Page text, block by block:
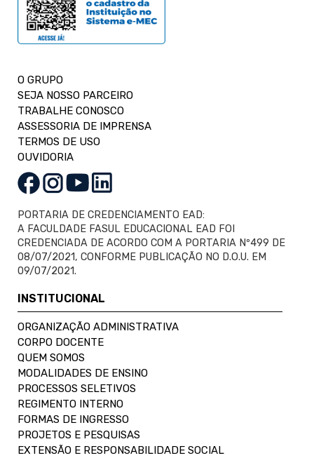
O GRUPO
SEJA NOSSO PARCEIRO
TRABALHE CONOSCO
ASSESSORIA DE IMPRENSA
TERMOS DE USO
OUVIDORIA
PORTARIA DE CREDENCIAMENTO EAD:
A FACULDADE FASUL EDUCACIONAL EAD FOI
CREDENCIADA DE ACORDO COM A PORTARIA Nº499 DE
08/07/2021, CONFORME PUBLICAÇÃO NO D.O.U. EM
09/07/2021.
INSTITUCIONAL
ORGANIZAÇÃO ADMINISTRATIVA
CORPO DOCENTE
QUEM SOMOS
MODALIDADES DE ENSINO
PROCESSOS SELETIVOS
REGIMENTO INTERNO
FORMAS DE INGRESSO
PROJETOS E PESQUISAS
EXTENSÃO E RESPONSABILIDADE SOCIAL